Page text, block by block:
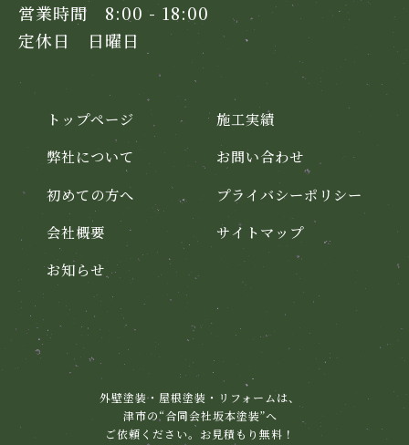
営業時間 8:00 - 18:00
定休日 日曜日
トップページ
弊社について
初めての方へ
会社概要
お知らせ
施工実績
お問い合わせ
プライバシーポリシー
サイトマップ
外壁塗装・屋根塗装・リフォームは、
津市の“合同会社坂本塗装”へ
ご依頼ください。お見積もり無料！